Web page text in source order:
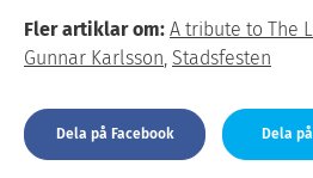
Fler artiklar om: A tribute to The
Gunnar Karlsson, Stadsfesten
Dela på Facebook Dela